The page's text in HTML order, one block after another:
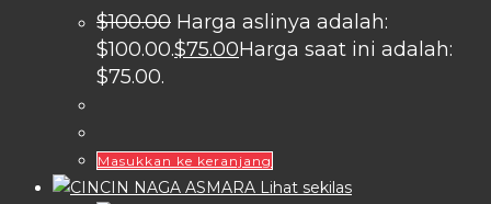
$100.00 Harga aslinya adalah:
$100.00.$75.00Harga saat ini adalah:
$75.00.
Masukkan ke keranjang
Lihat sekilas